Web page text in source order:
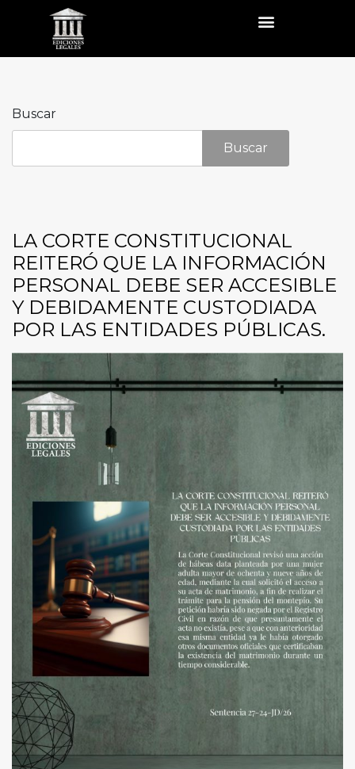
Buscar
Buscar
LA CORTE CONSTITUCIONAL
REITERÓ QUE LA INFORMACIÓN
PERSONAL DEBE SER ACCESIBLE
Y DEBIDAMENTE CUSTODIADA
POR LAS ENTIDADES PÚBLICAS.